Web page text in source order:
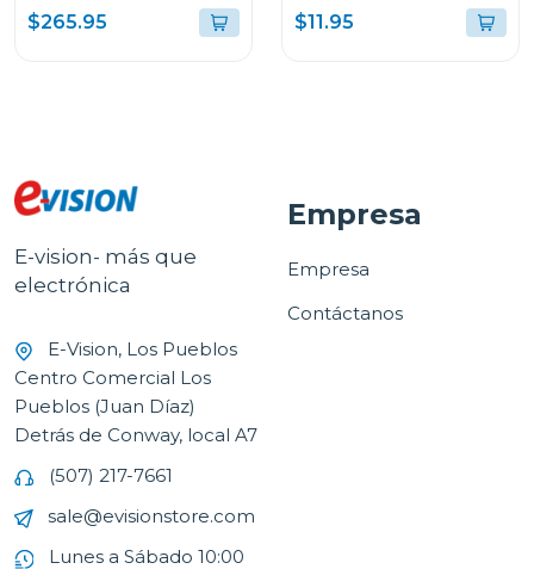
tanque de tinta eco-
tank wi-fi
$265.95 $11.95
E-vision- más que
electrónica
E-Vision, Los Pueblos
Centro Comercial Los
Pueblos (Juan Díaz)
Detrás de Conway, local A7
(507) 217-7661
sale@evisionstore.com
Lunes a Sábado 10:00
Empresa
Empresa
Contáctanos